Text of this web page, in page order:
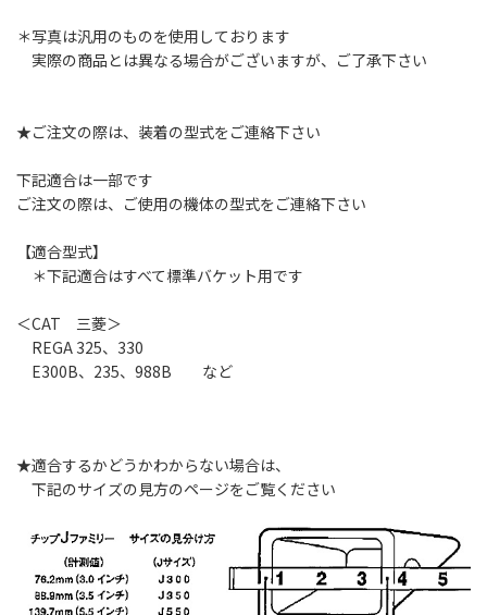
＊写真は汎用のものを使用しております
実際の商品とは異なる場合がございますが、ご了承下さい
★ご注文の際は、装着の型式をご連絡下さい
下記適合は一部です
ご注文の際は、ご使用の機体の型式をご連絡下さい
【適合型式】
＊下記適合はすべて標準バケット用です
＜CAT 三菱＞
REGA 325、330
E300B、235、988B など
★適合するかどうかわからない場合は、
下記のサイズの見方のページをご覧ください